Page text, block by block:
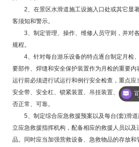
2、在景区水滑道施工设施入口处或其它显
客须知和警示。
3、制定管理、操作、维修人员守则，并对
规程。
4、针对每台游乐设备的特点逐台制定月检
要部件、焊缝和安全保护装置作为月检的重要内
运行前必须进行试运行和例行安全检查，重点应
安全带、安全杠、锁紧装置、吊挂装置、保险装
否正常、可靠。
5、制定综合应急救援预案以及每台(套)滑道
立应急救援指挥机构，配备相应的救援人员以
品。同时应当加强营救设备、急救物品的存放